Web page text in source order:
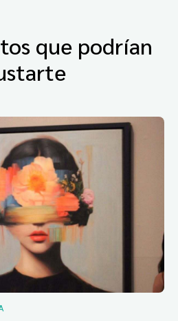
que podrían